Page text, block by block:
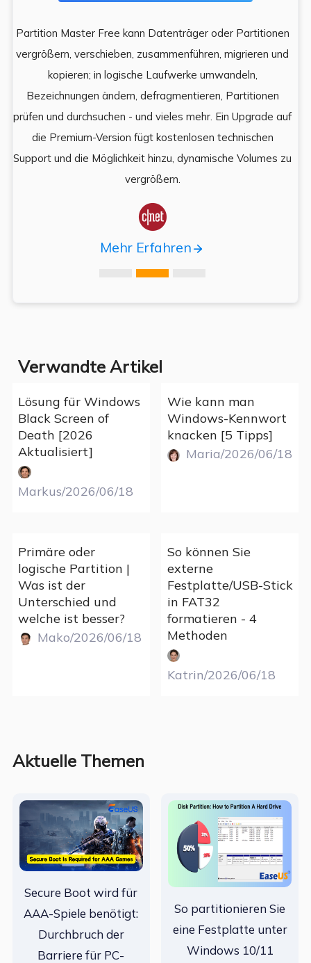
Partition Master Free kann Datenträger oder Partitionen
vergrößern, verschieben, zusammenführen, migrieren und
kopieren; in logische Laufwerke umwandeln,
Bezeichnungen ändern, defragmentieren, Partitionen
prüfen und durchsuchen - und vieles mehr. Ein Upgrade auf
die Premium-Version fügt kostenlosen technischen
Support und die Möglichkeit hinzu, dynamische Volumes zu
vergrößern.

Mehr Erfahren
Verwandte Artikel
Lösung für Windows
Black Screen of
Death [2026
Aktualisiert]
Markus/2026/06/18
Wie kann man
Windows-Kennwort
knacken [5 Tipps]
Maria/2026/06/18
Primäre oder
logische Partition |
Was ist der
Unterschied und
welche ist besser?
Mako/2026/06/18
So können Sie
externe
Festplatte/USB-Stick
in FAT32
formatieren - 4
Methoden
Katrin/2026/06/18
Aktuelle Themen
Secure Boot wird für
AAA-Spiele benötigt:
Durchbruch der
Barriere für PC-
So partitionieren Sie
eine Festplatte unter
Windows 10/11